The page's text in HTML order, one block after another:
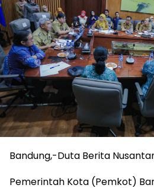
Bandung,-Duta Berita
Pemerintah Kota (Pemkot)